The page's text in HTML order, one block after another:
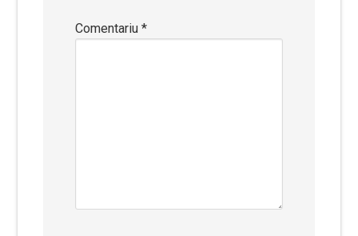
Comentariu*